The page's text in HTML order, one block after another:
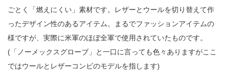
ごとく「燃えにくい」素材です。レザーとウールを切り替えて作
ったデザイン性のあるアイテム。まるでファッションアイテムの
様ですが、実際に米軍のほぼ全軍で使用されていたものです。
(「ノーメックスグローブ」と一口に言っても色々ありますがここ
ではウールとレザーコンビのモデルを指します)